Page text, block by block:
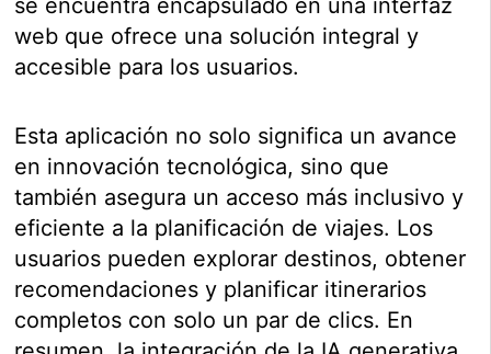
se encuentra encapsulado en una interfaz
web que ofrece una solución integral y
accesible para los usuarios.
Esta aplicación no solo significa un avance
en innovación tecnológica, sino que
también asegura un acceso más inclusivo y
eficiente a la planificación de viajes. Los
usuarios pueden explorar destinos, obtener
recomendaciones y planificar itinerarios
completos con solo un par de clics. En